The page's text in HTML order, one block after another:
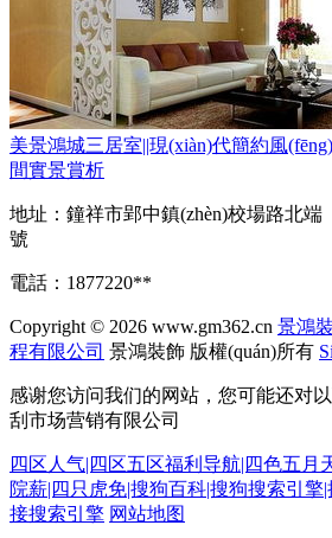
美景鴻城三居室||現(xiàn)代簡約風
間實景賞析
地址：鐘祥市郢中鎮(zhèn)校場路北端
號
電話：1877220**
Copyright © 2026 www.gm362.cn 景鴻
程有限公司 景鴻裝飾 版權(quán)所有
感谢您访问我们的网站，您可能还对
刮市场营销有限公司
四区人气|四区五区福利导航|四色五月
院薪|四只虎免|搜狗百科|搜狗搜索引擎
接搜索引擎 网站地图